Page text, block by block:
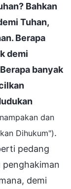
Bahkan
Tuhan,
Berapa
demi
banyak
dan
Dihukum").
pedang
demi